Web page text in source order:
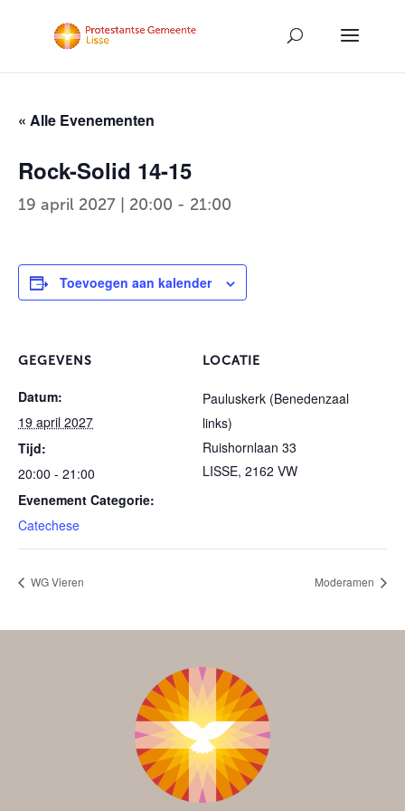
« Alle Evenementen
Rock-Solid 14-15
19 april 2027 | 20:00 - 21:00
Toevoegen aan kalender
GEGEVENS
Datum:
19 april 2027
Tijd:
20:00 - 21:00
Evenement Categorie:
Catechese
LOCATIE
Pauluskerk (Benedenzaal
links)
Ruishornlaan 33
LISSE, 2162 VW
WG Vieren Moderamen